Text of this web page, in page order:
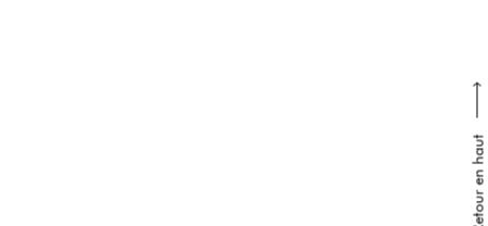
Retour en haut